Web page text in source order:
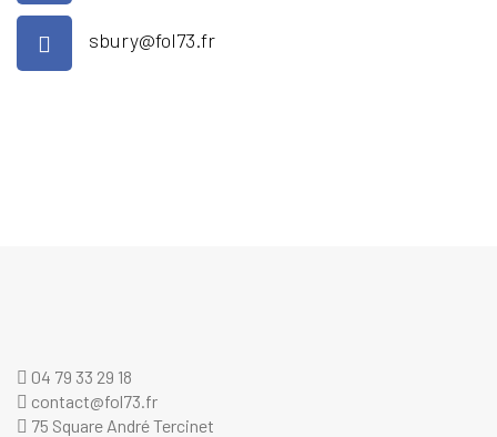
sbury@fol73.fr
04 79 33 29 18
contact@fol73.fr
75 Square André Tercinet